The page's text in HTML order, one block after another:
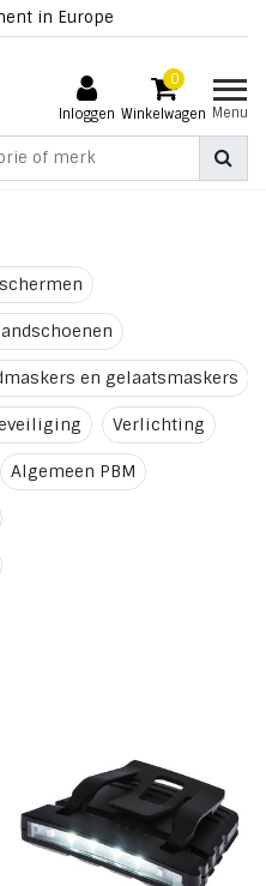
318 94 61
Inloggen
0
Winkelwagen Menu
en gelaatsmaskers
Verlichting
Algemeen PBM